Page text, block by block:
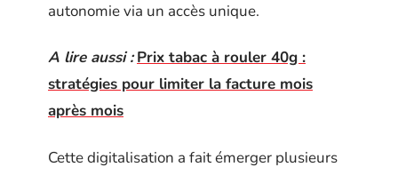
autonomie via un accès unique.
A lire aussi : Prix tabac à rouler 40g :
stratégies pour limiter la facture mois
après mois
Cette digitalisation a fait émerger plusieurs